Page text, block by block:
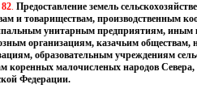
. Предоставление земель
и товариществам, производственным
унитарным предприятиям, иным
организациям, казачьим обществам,
образовательным учреждениям
коренных малочисленых народов
Федерации.